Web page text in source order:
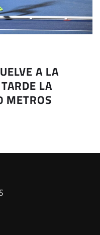
A LA
LA
METROS